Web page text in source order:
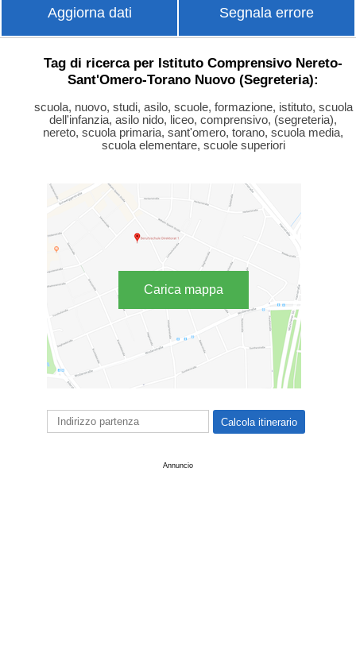
Aggiorna dati Segnala errore
Tag di ricerca per Istituto Comprensivo Nereto-
Sant'Omero-Torano Nuovo (Segreteria):
scuola, nuovo, studi, asilo, scuole, formazione, istituto, scuola
dell'infanzia, asilo nido, liceo, comprensivo, (segreteria),
nereto, scuola primaria, sant'omero, torano, scuola media,
scuola elementare, scuole superiori
Carica mappa
Annuncio